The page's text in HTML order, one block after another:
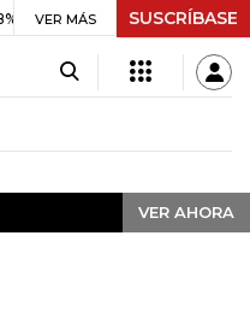
UVR $ 416,91 +$ 0,05 +0,01%
VER MÁS SUSCRÍBASE
VER AHORA
VER AHORA